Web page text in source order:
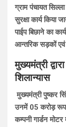
ग्राम पंचायत
सुरक्षा कार्य किया
पाईप बिछाने का
आन्तरिक सड़कों एवं
मुख्यमंत्री
शिलान्यास
मुख्यमंत्री पुष्कर
उनमें 05 करोड़
कम्पनी गार्डन